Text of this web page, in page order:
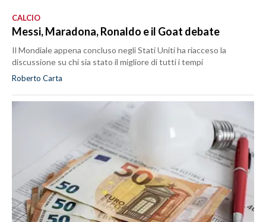
CALCIO
Messi, Maradona, Ronaldo e il Goat debate
Il Mondiale appena concluso negli Stati Uniti ha riacceso la
discussione su chi sia stato il migliore di tutti i tempi
Roberto Carta